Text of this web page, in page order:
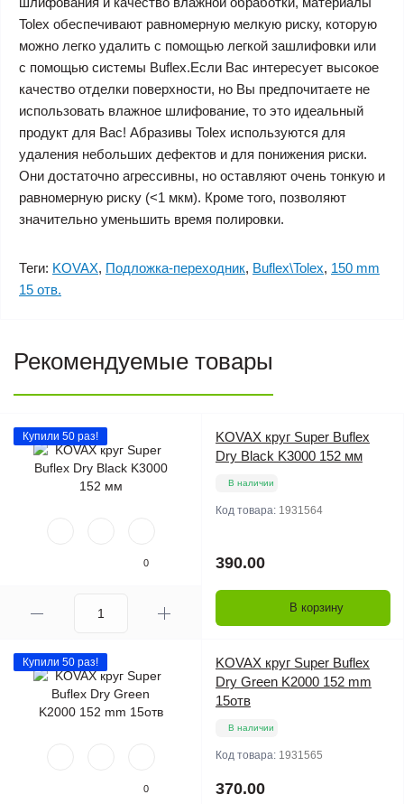
Tolex обеспечивают равномерную мелкую риску, которую
можно легко удалить с помощью легкой зашлифовки или
с помощью системы Buflex.Если Вас интересует высокое
качество отделки поверхности, но Вы предпочитаете не
использовать влажное шлифование, то это идеальный
продукт для Вас! Абразивы Tolex используются для
удаления небольших дефектов и для понижения риски.
Они достаточно агрессивны, но оставляют очень тонкую и
равномерную риску (<1 мкм). Кроме того, позволяют
значительно уменьшить время полировки.
Теги: KOVAX, Подложка-переходник, Buflex\Tolex, 150 mm
15 отв.
Рекомендуемые товары
Купили 50 раз!
0
KOVAX круг Super Buflex
Dry Black K3000 152 мм
В наличии
Код товара: 1931564
390.00
В корзину
Купили 50 раз!
0
KOVAX круг Super Buflex
Dry Green K2000 152 mm
15отв
В наличии
Код товара: 1931565
370.00